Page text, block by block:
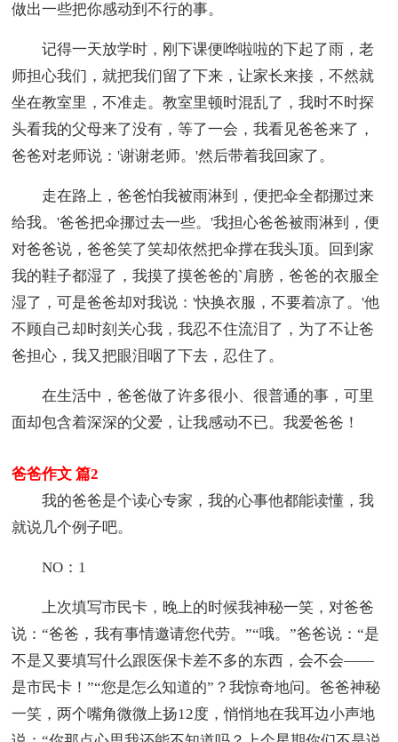
做出一些把你感动到不行的事。
记得一天放学时，刚下课便哗啦啦的下起了雨，老
师担心我们，就把我们留了下来，让家长来接，不然就
坐在教室里，不准走。教室里顿时混乱了，我时不时探
头看我的父母来了没有，等了一会，我看见爸爸来了，
爸爸对老师说：'谢谢老师。'然后带着我回家了。
走在路上，爸爸怕我被雨淋到，便把伞全都挪过来
给我。'爸爸把伞挪过去一些。'我担心爸爸被雨淋到，便
对爸爸说，爸爸笑了笑却依然把伞撑在我头顶。回到家
我的鞋子都湿了，我摸了摸爸爸的`肩膀，爸爸的衣服全
湿了，可是爸爸却对我说：'快换衣服，不要着凉了。'他
不顾自己却时刻关心我，我忍不住流泪了，为了不让爸
爸担心，我又把眼泪咽了下去，忍住了。
在生活中，爸爸做了许多很小、很普通的事，可里
面却包含着深深的父爱，让我感动不已。我爱爸爸！
爸爸作文 篇2
我的爸爸是个读心专家，我的心事他都能读懂，我
就说几个例子吧。
NO：1
上次填写市民卡，晚上的时候我神秘一笑，对爸爸
说：“爸爸，我有事情邀请您代劳。”“哦。”爸爸说：“是
不是又要填写什么跟医保卡差不多的东西，会不会——
是市民卡！”“您是怎么知道的”？我惊奇地问。爸爸神秘
一笑，两个嘴角微微上扬12度，悄悄地在我耳边小声地